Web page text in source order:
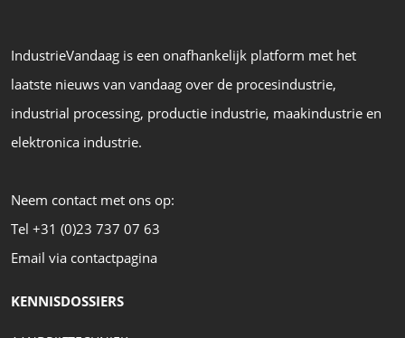
IndustrieVandaag is een onafhankelijk platform met het
laatste nieuws van vandaag over de procesindustrie,
industrial processing, productie industrie, maakindustrie en
elektronica industrie.
Neem contact met ons op:
Tel +31 (0)23 737 07 63
Email via contactpagina
KENNISDOSSIERS